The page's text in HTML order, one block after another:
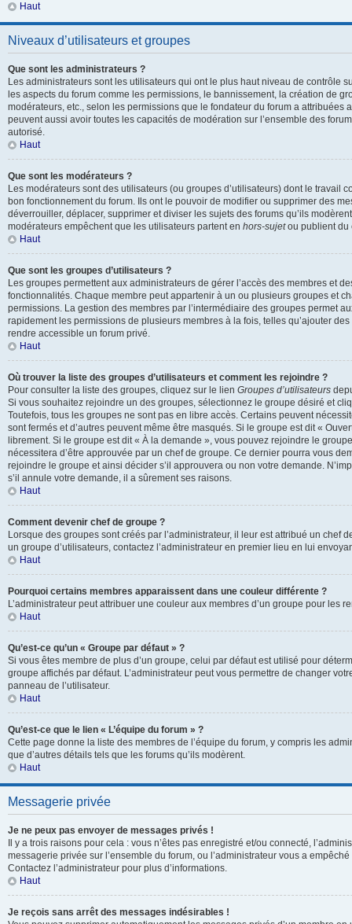
Haut
Niveaux d’utilisateurs et groupes
Que sont les administrateurs ?
Les administrateurs sont les utilisateurs qui ont le plus haut niveau de contrôle
les aspects du forum comme les permissions, le bannissement, la création de
modérateurs, etc., selon les permissions que le fondateur du forum a attribuées
peuvent aussi avoir toutes les capacités de modération sur l’ensemble des
autorisé.
Haut
Que sont les modérateurs ?
Les modérateurs sont des utilisateurs (ou groupes d’utilisateurs) dont le travail
bon fonctionnement du forum. Ils ont le pouvoir de modifier ou supprimer des
déverrouiller, déplacer, supprimer et diviser les sujets des forums qu’ils
modérateurs empêchent que les utilisateurs partent en hors-sujetou publient du
Haut
Que sont les groupes d’utilisateurs ?
Les groupes permettent aux administrateurs de gérer l’accès des membres et
fonctionnalités. Chaque membre peut appartenir à un ou plusieurs groupes et
permissions. La gestion des membres par l’intermédiaire des groupes permet
rapidement les permissions de plusieurs membres à la fois, telles qu’ajouter
rendre accessible un forum privé.
Haut
Où trouver la liste des groupes d’utilisateurs et comment les rejoindre ?
Pour consulter la liste des groupes, cliquez sur le lien Groupes d’utilisateurs
Si vous souhaitez rejoindre un des groupes, sélectionnez le groupe désiré et
Toutefois, tous les groupes ne sont pas en libre accès. Certains peuvent
sont fermés et d’autres peuvent même être masqués. Si le groupe est dit «
librement. Si le groupe est dit « À la demande », vous pouvez rejoindre le
nécessitera d’être approuvée par un chef de groupe. Ce dernier pourra vous
rejoindre le groupe et ainsi décider s’il approuvera ou non votre demande.
s’il annule votre demande, il a sûrement ses raisons.
Haut
Comment devenir chef de groupe ?
Lorsque des groupes sont créés par l’administrateur, il leur est attribué un chef
un groupe d’utilisateurs, contactez l’administrateur en premier lieu en lui
Haut
Pourquoi certains membres apparaissent dans une couleur différente ?
L’administrateur peut attribuer une couleur aux membres d’un groupe pour les
Haut
Qu’est-ce qu’un « Groupe par défaut » ?
Si vous êtes membre de plus d’un groupe, celui par défaut est utilisé pour
groupe affichés par défaut. L’administrateur peut vous permettre de changer
panneau de l’utilisateur.
Haut
Qu’est-ce que le lien « L’équipe du forum » ?
Cette page donne la liste des membres de l’équipe du forum, y compris les
que d’autres détails tels que les forums qu’ils modèrent.
Haut
Messagerie privée
Je ne peux pas envoyer de messages privés !
Il y a trois raisons pour cela : vous n’êtes pas enregistré et/ou connecté,
messagerie privée sur l’ensemble du forum, ou l’administrateur vous a
Contactez l’administrateur pour plus d’informations.
Haut
Je reçois sans arrêt des messages indésirables !